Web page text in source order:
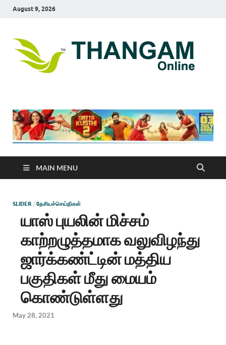
August 9, 2026
MAIN MENU
SLIDER / தேசியச்செய்திகள்
யாஸ் புயலின் மிச்சம்
காற்றழுத்தமாக வலுவிழந்து
ஜார்க்கண்ட்டின் மத்திய
பகுதிகள் மீது மையம்
கொண்டுள்ளது
May 28, 2021